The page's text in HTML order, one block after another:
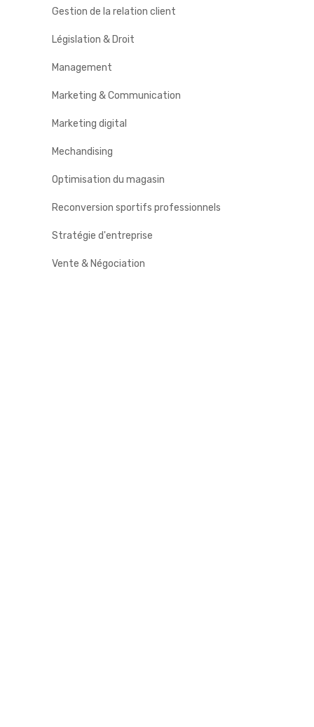
Gestion de la relation client
Législation & Droit
Management
Marketing & Communication
Marketing digital
Mechandising
Optimisation du magasin
Reconversion sportifs professionnels
Stratégie d'entreprise
Vente & Négociation